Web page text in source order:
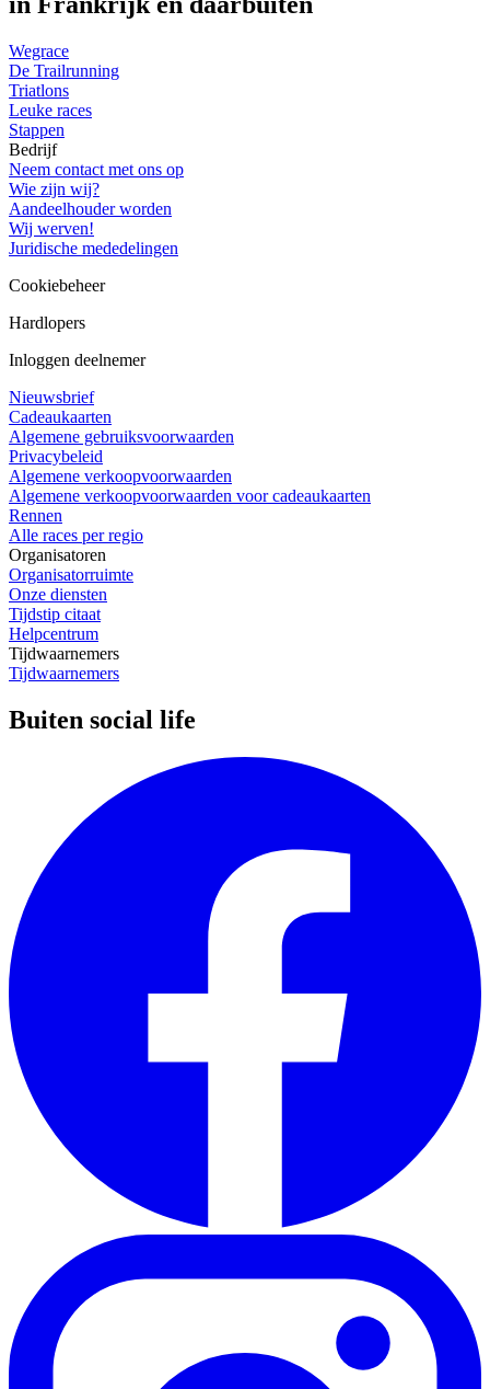
Wegrace
De Trailrunning
Triatlons
Leuke races
Stappen
Bedrijf
Neem contact met ons op
Wie zijn wij?
Aandeelhouder worden
Wij werven!
Juridische mededelingen
Cookiebeheer
Hardlopers
Inloggen deelnemer
Nieuwsbrief
Cadeaukaarten
Algemene gebruiksvoorwaarden
Privacybeleid
Algemene verkoopvoorwaarden
Algemene verkoopvoorwaarden voor cadeaukaarten
Rennen
Alle races per regio
Organisatoren
Organisatorruimte
Onze diensten
Tijdstip citaat
Helpcentrum
Tijdwaarnemers
Tijdwaarnemers
Buiten social life